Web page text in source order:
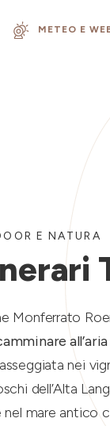
METEO E
E NATURA
Monferrato
nei
dell’Alta
nel mare antico